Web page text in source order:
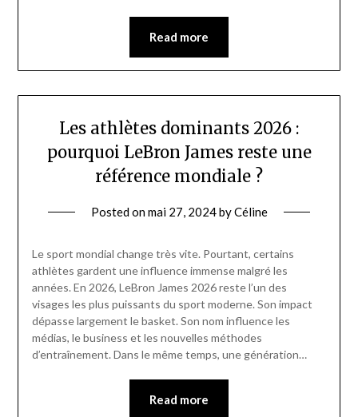
Read more
Les athlètes dominants 2026 :
pourquoi LeBron James reste une
référence mondiale ?
Posted onmai 27, 2024byCéline
Le sport mondial change très vite. Pourtant, certains
athlètes gardent une influence immense malgré les
années. En 2026, LeBron James 2026 reste l’un des
visages les plus puissants du sport moderne. Son impact
dépasse largement le basket. Son nom influence les
médias, le business et les nouvelles méthodes
d’entraînement. Dans le même temps, une génération…
Read more